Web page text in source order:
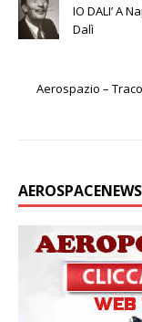
IO DALI’ A
Dalì
Aerospazio –